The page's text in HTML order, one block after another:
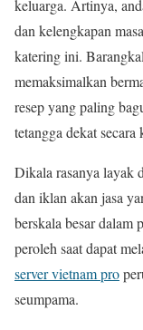
keluarga. Artinya,
dan kelengkapan
katering ini.
memaksimalkan
resep yang paling
tetangga dekat secara
Dikala rasanya layak
dan iklan akan jasa
berskala besar dalam
peroleh saat dapat
server vietnam pro
seumpama.